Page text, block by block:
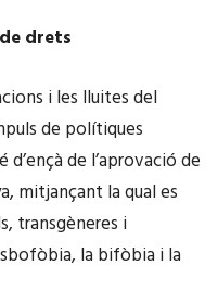
drets
i les lluites del
de polítiques
de l’aprovació de
mitjançant la qual es
transgèneres i
la bifòbia i la